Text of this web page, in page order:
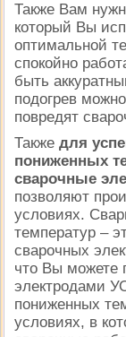
Также Вам
который Вы
оптимальной
спокойно
быть
подогрев
повредят
Также для
пониженных
сварочные
позволяют
условиях.
температур –
сварочных
что Вы можете
электродами
пониженных
условиях, в